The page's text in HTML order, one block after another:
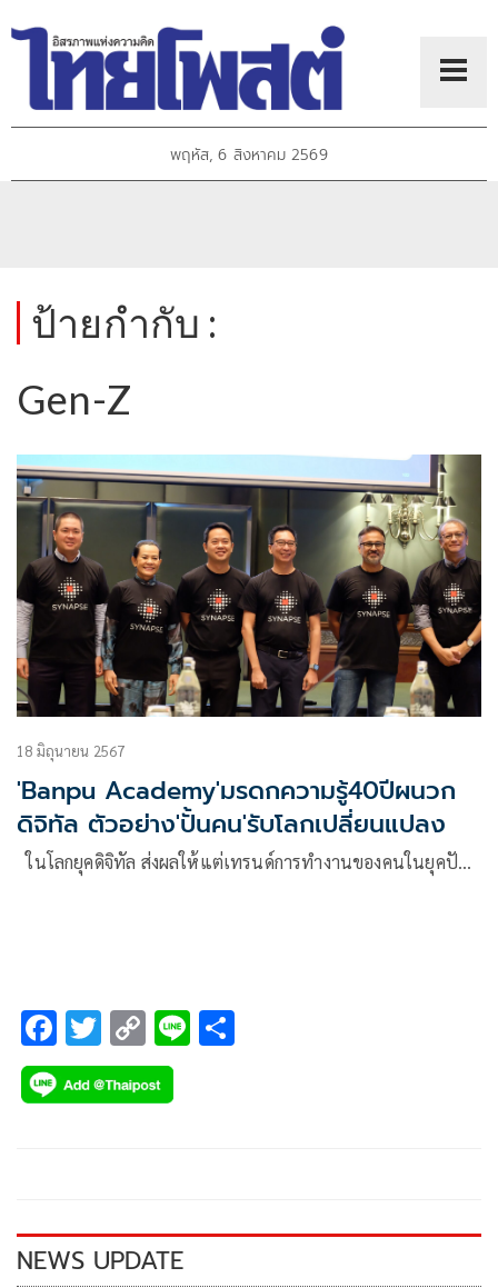
พฤหัส, 6 สิงหาคม 2569
ป้ายกำกับ :
Gen-Z
18 มิถุนายน 2567
'Banpu Academy'มรดกความรู้40ปีผนวก
ดิจิทัล ตัวอย่าง'ปั้นคน'รับโลกเปลี่ยนแปลง
ในโลกยุคดิจิทัล ส่งผลให้แต่เทรนด์การทำงานของคนในยุคปั…
F
ac
e
k
T
wi
tt
C
o
p
k
Li
NEWS UPDATE